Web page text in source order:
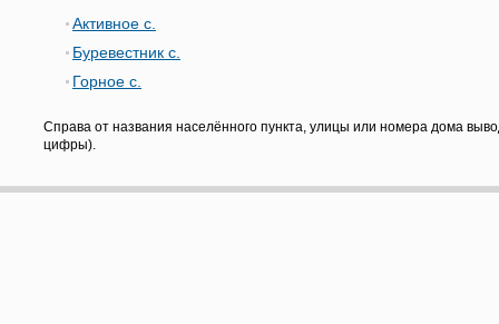
Активное с.
Буревестник с.
Горное с.
Справа от названия населённого пункта, улицы или номера дома
цифры).